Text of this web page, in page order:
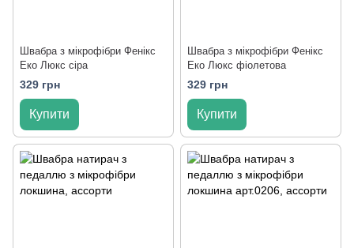
Швабра з мікрофібри Фенікс
Еко Люкс сіра
329 грн
Купити
Швабра з мікрофібри Фенікс
Еко Люкс фіолетова
329 грн
Купити